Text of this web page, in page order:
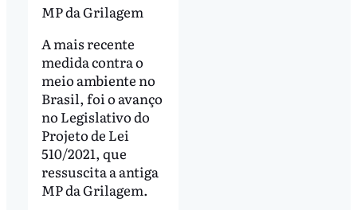
MP da Grilagem
A mais recente
medida contra o
meio ambiente no
Brasil, foi o avanço
no Legislativo do
Projeto de Lei
510/2021, que
ressuscita a antiga
MP da Grilagem.